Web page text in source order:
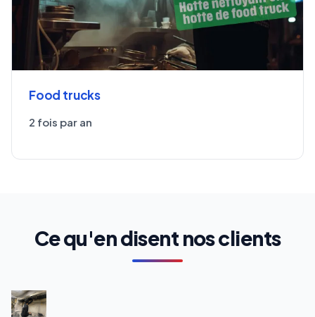
Food trucks
2 fois par an
Ce qu'en disent nos clients